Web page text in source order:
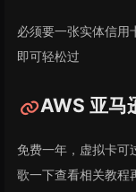
必须要一张实体信用
即可轻松过
AWS 亚马
免费一年，虚拟卡可
歌一下查看相关教程